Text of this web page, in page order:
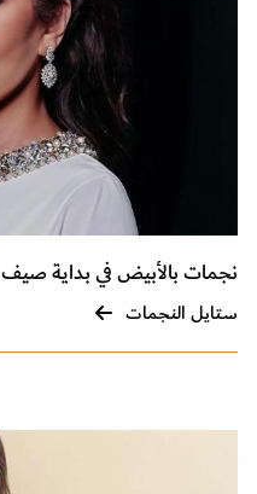
نجمات بالأبيض في بداية صيف 2023
ستايل النجمات